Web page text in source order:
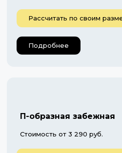
Рассчитать по своим
Подробнее
П-образная забежная
Стоимость от 3 290 руб.